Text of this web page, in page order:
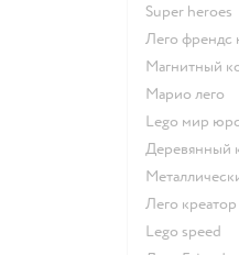
Super heroes
Лего
Магнитный
Марио лего
Lego мир
Деревянный
Лего креатор
Lego speed